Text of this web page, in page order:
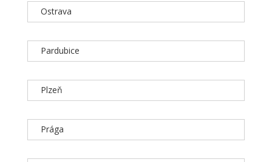
Ostrava
Pardubice
Plzeň
Prága